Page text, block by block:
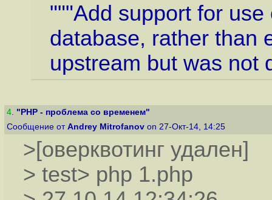
"""Add support for
database, rather than
upstream but was not
4. "PHP - проблема со временем"
Сообщение от Andrey Mitrofanov on 27-Окт-14, 14:25
>[оверквотинг удален]
> test> php 1.php